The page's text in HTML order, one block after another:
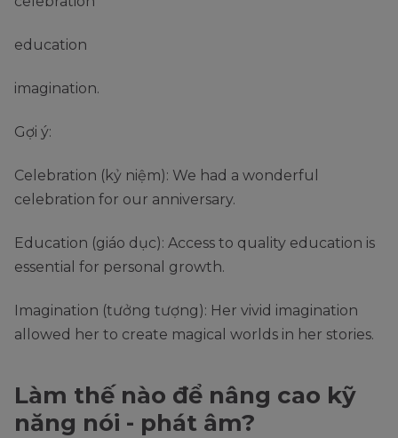
education
imagination.
Gợi ý:
Celebration (kỷ niệm): We had a wonderful
celebration for our anniversary.
Education (giáo dục): Access to quality education is
essential for personal growth.
Imagination (tưởng tượng): Her vivid imagination
allowed her to create magical worlds in her stories.
Làm thế nào để nâng cao kỹ
năng nói - phát âm?